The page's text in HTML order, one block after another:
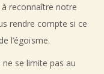
reconnaître notre
rendre compte si ce
l’égoïsme.
ne se limite pas au